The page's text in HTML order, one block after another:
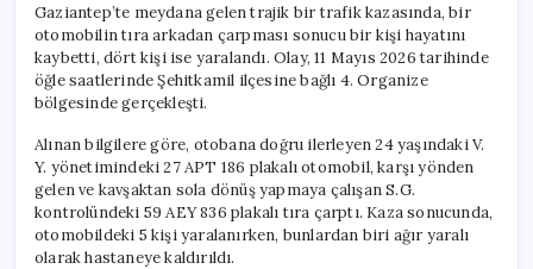
4
Yaralı
için
Gaziantep’te meydana gelen trajik bir trafik kazasında, bir
otomobilin tıra arkadan çarpması sonucu bir kişi hayatını
kaybetti, dört kişi ise yaralandı. Olay, 11 Mayıs 2026 tarihinde
öğle saatlerinde Şehitkamil ilçesine bağlı 4. Organize
bölgesinde gerçekleşti.
Alınan bilgilere göre, otobana doğru ilerleyen 24 yaşındaki V.
Y. yönetimindeki 27 APT 186 plakalı otomobil, karşı yönden
gelen ve kavşaktan sola dönüş yapmaya çalışan S.G.
kontrolündeki 59 AEY 836 plakalı tıra çarptı. Kaza sonucunda,
otomobildeki 5 kişi yaralanırken, bunlardan biri ağır yaralı
olarak hastaneye kaldırıldı.